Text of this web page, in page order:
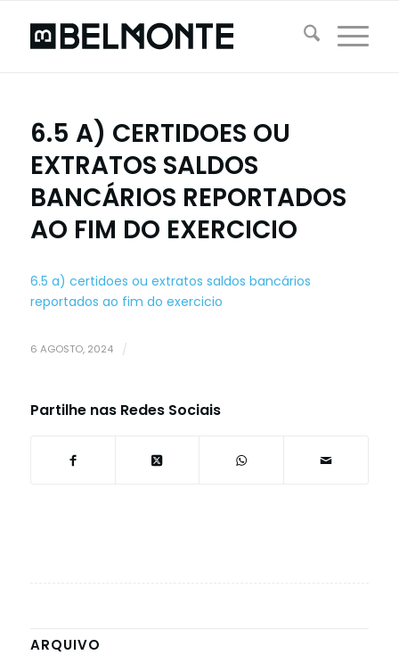
6.5 A) CERTIDOES OU
EXTRATOS SALDOS
BANCÁRIOS REPORTADOS
AO FIM DO EXERCICIO
6.5 a) certidoes ou extratos saldos bancários
reportados ao fim do exercicio
6 AGOSTO, 2024 /
Partilhe nas Redes Sociais
ARQUIVO